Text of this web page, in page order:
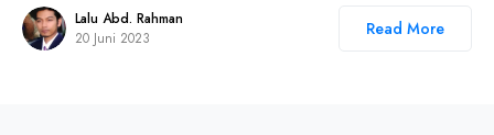
Lalu Abd. Rahman
20 Juni 2023
Read More